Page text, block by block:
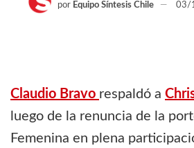
por Equipo Síntesis Chile 03/
Claudio Bravo respaldó a
luego de la renuncia de la
Femenina en plena